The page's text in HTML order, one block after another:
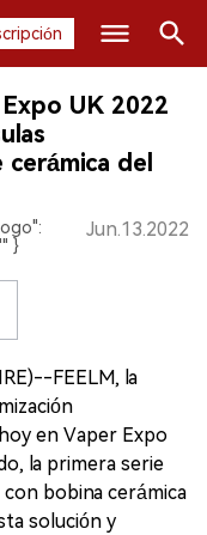
Buscar
UK 2022
del
}
Jun.13.2022
FEELM, la
en Vaper Expo
la primera serie
bobina cerámica
solución y